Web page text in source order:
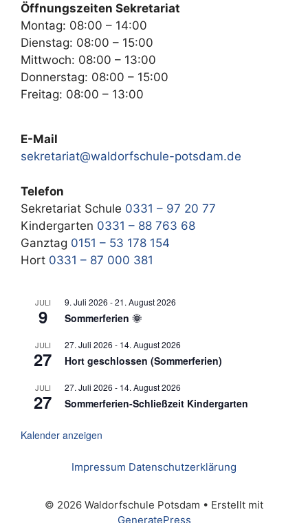
Öffnungszeiten Sekretariat
Montag: 08:00 – 14:00
Dienstag: 08:00 – 15:00
Mittwoch: 08:00 – 13:00
Donnerstag: 08:00 – 15:00
Freitag: 08:00 – 13:00
E-Mail
sekretariat@waldorfschule-potsdam.de
Telefon
Sekretariat Schule 0331 – 97 20 77
Kindergarten 0331 – 88 763 68
Ganztag 0151 – 53 178 154
Hort 0331 – 87 000 381
JULI
9
9. Juli 2026 -21. August 2026
Sommerferien 🌞
JULI
27
27. Juli 2026 - 14. August 2026
Hort geschlossen (Sommerferien)
JULI
27
27. Juli 2026 - 14. August 2026
Sommerferien-Schließzeit Kindergarten
Kalender anzeigen
Impressum Datenschutzerklärung
© 2026 Waldorfschule Potsdam • Erstellt mit
GeneratePress